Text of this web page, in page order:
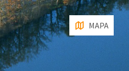
MAPA